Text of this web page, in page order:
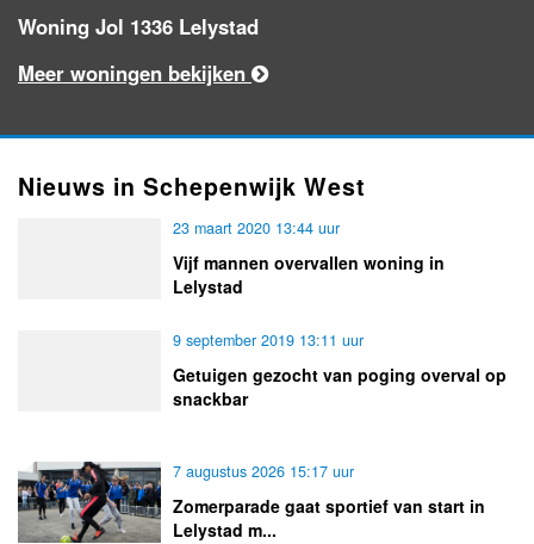
Woning Jol 1336 Lelystad
Meer woningen bekijken
Nieuws in Schepenwijk West
23 maart 2020 13:44 uur
Vijf mannen overvallen woning in
Lelystad
9 september 2019 13:11 uur
Getuigen gezocht van poging overval op
snackbar
7 augustus 2026 15:17 uur
Zomerparade gaat sportief van start in
Lelystad m...